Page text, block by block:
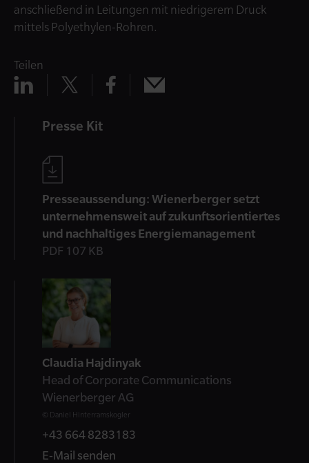
anschließend in Leitungen mit niedrigerem Druck
mittels Polyethylen-Rohren.
Teilen
Teilen
linkedin
TeilenTeilen
facebook
Presse Kit
Presseaussendung: Wienerberger setzt
unternehmensweit auf zukunftsorientiertes
und nachhaltiges Energiemanagement
PDF 107 KB
Kontakt
Claudia Hajdinyak
Head of Corporate Communications
Wienerberger AG
© Daniel Hinterramskogler
+43 664 8283183
E-Mail senden